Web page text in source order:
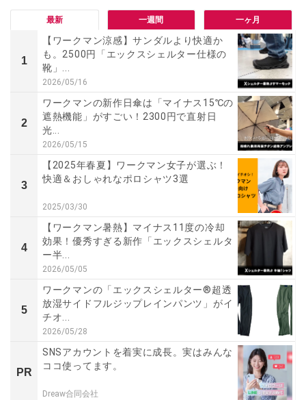
最新 一週間 一ヶ月
1
【ワークマン涼感】サンダルより快適か
も。2500円「エックスシェルター仕様の
靴」...
2026/05/16
2
ワークマンの新作日傘は「マイナス15℃の
遮熱機能」がすごい！2300円で直射日
光...
2026/05/15
3
【2025年春夏】ワークマン女子が選ぶ！
快適＆おしゃれなポロシャツ3選
2025/03/30
4
【ワークマン暑熱】マイナス11度の冷却
効果！優秀すぎる新作「エックスシェルタ
ー半...
2026/05/05
5
ワークマンの「エックスシェルター®超透
放湿サイドフルジップレインパンツ」がイ
チオ...
2026/05/28
PR
SNSアカウントを着実に成長。実はみんな
ココ使ってます。
Dreaw合同会社